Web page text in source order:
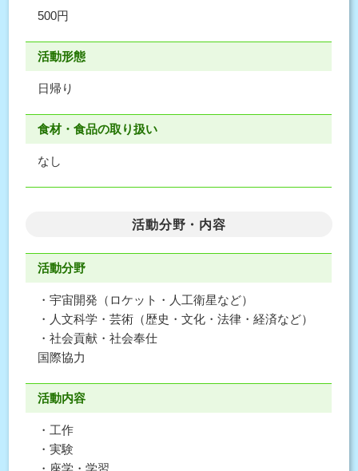
500円
活動形態
日帰り
食材・食品の取り扱い
なし
活動分野・内容
活動分野
・宇宙開発（ロケット・人工衛星など）
・人文科学・芸術（歴史・文化・法律・経済など）
・社会貢献・社会奉仕
国際協力
活動内容
・工作
・実験
・座学・学習